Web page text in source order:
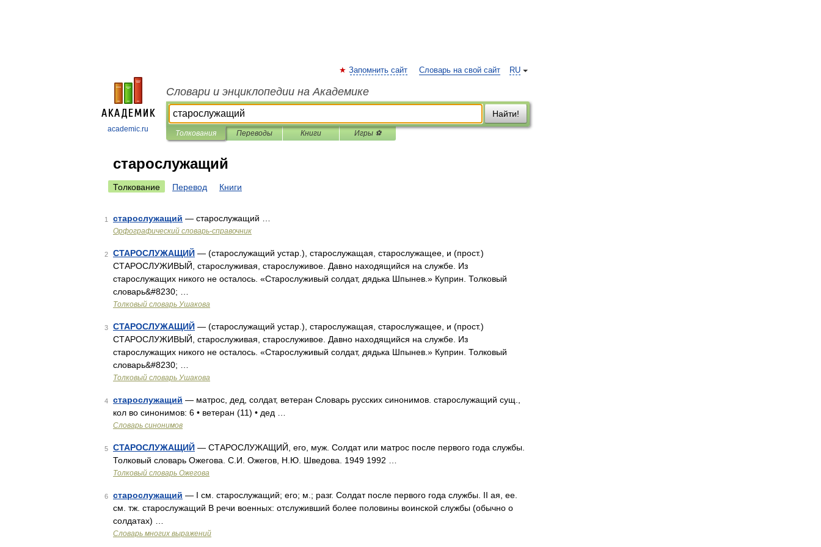
academic.ru
RU
Запомнить сайт Словарь на свой сайт
Словари и энциклопедии на Академике
Найти!
Толкования Переводы Книги Игры ⚽
старослужащий
Толкование Перевод Книги
1 старослужащий — старослужащий …
Орфографический словарь-справочник
2 СТАРОСЛУЖАЩИЙ — (старослужащий устар.), старослужащая, старослужащее, и (прост.)
СТАРОСЛУЖИВЫЙ, старослуживая, старослуживое. Давно находящийся на службе. Из
старослужащих никого не осталось. «Старослуживый солдат, дядька Шпынев.» Куприн. Толковый
словарь&#8230; …
Толковый словарь Ушакова
3 СТАРОСЛУЖАЩИЙ — (старослужащий устар.), старослужащая, старослужащее, и (прост.)
СТАРОСЛУЖИВЫЙ, старослуживая, старослуживое. Давно находящийся на службе. Из
старослужащих никого не осталось. «Старослуживый солдат, дядька Шпынев.» Куприн. Толковый
словарь&#8230; …
Толковый словарь Ушакова
4 старослужащий — матрос, дед, солдат, ветеран Словарь русских синонимов. старослужащий сущ.,
кол во синонимов: 6 • ветеран (11) • дед …
Словарь синонимов
5 СТАРОСЛУЖАЩИЙ — СТАРОСЛУЖАЩИЙ, его, муж. Солдат или матрос после первого года службы.
Толковый словарь Ожегова. С.И. Ожегов, Н.Ю. Шведова. 1949 1992 …
Толковый словарь Ожегова
6 старослужащий — I см. старослужащий; его; м.; разг. Солдат после первого года службы. II ая, ее.
см. тж. старослужащий В речи военных: отслуживший более половины воинской службы (обычно о
солдатах) …
Словарь многих выражений